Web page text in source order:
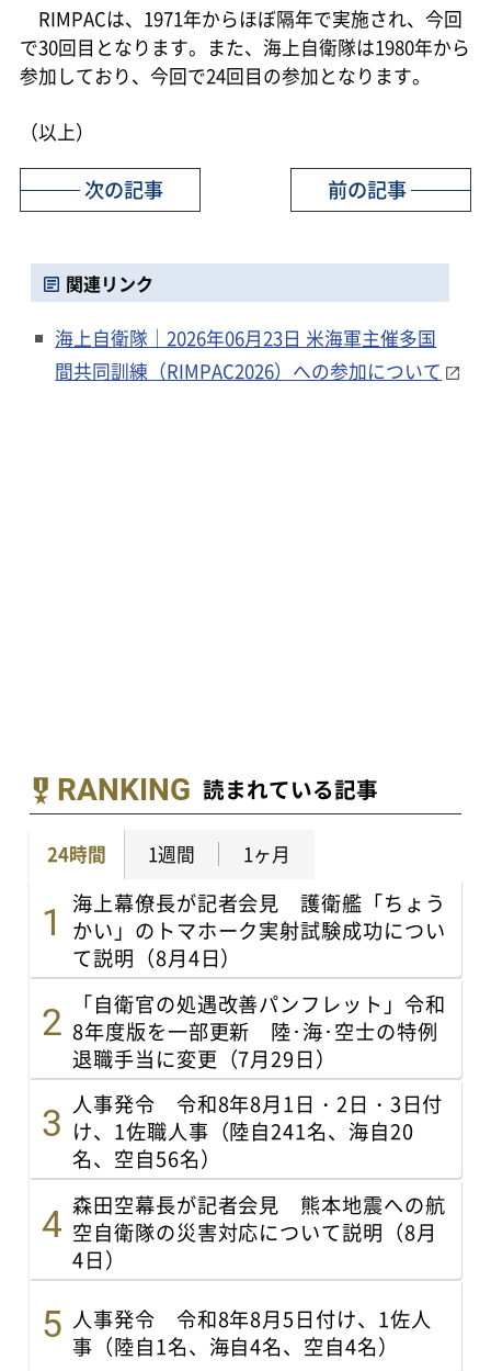
RIMPACは、1971年からほぼ隔年で実施され、今回
で30回目となります。また、海上自衛隊は1980年から
参加しており、今回で24回目の参加となります。
（以上）
前の記事
次の記事
関連リンク
海上自衛隊｜2026年06月23日 米海軍主催多国
間共同訓練（RIMPAC2026）への参加について
RANKING 読まれている記事
24時間 1週間 1ヶ月
海上幕僚長が記者会見 護衛艦「ちょう
かい」のトマホーク実射試験成功につい
て説明（8月4日）
「自衛官の処遇改善パンフレット」令和
8年度版を一部更新 陸･海･空士の特例
退職手当に変更（7月29日）
人事発令 令和8年8月1日・2日・3日付
け、1佐職人事（陸自241名、海自20
名、空自56名）
森田空幕長が記者会見 熊本地震への航
空自衛隊の災害対応について説明（8月
4日）
人事発令 令和8年8月5日付け、1佐人
事（陸自1名、海自4名、空自4名）